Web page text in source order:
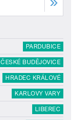
PARDUBICE
ČESKÉ BUDĚJOVICE
HRADEC KRÁLOVÉ
KARLOVY VARY
LIBEREC